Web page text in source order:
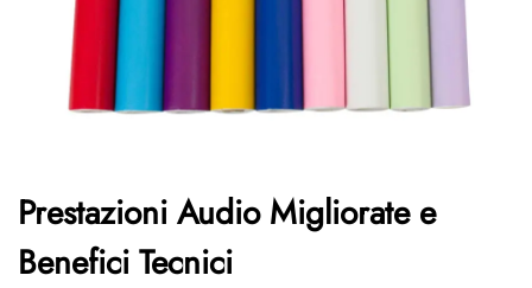
Prestazioni Audio Migliorate e
Benefici Tecnici